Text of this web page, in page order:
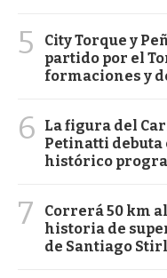
5
City Torque y
partido por el
formaciones y
6
La figura del
Petinatti debuta
histórico
7
Correrá 50 km
historia de
de Santiago